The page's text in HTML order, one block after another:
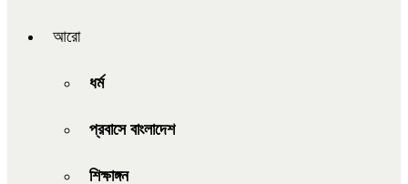
আরো
ধর্ম
প্রবাসে বাংলাদেশ
শিক্ষাঙ্গন